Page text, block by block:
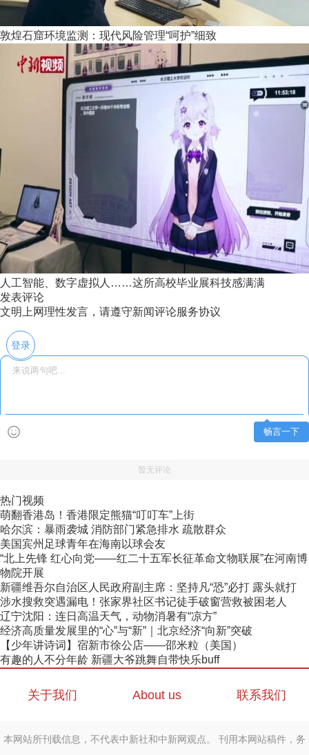
敦煌石窟环境监测：现代风险管理“呵护”细致
人工智能、数字虚拟人……这所高校毕业展科技感满满
发表评论
文明上网理性发言，请遵守新闻评论服务协议
登录
畅言一下
暂无评论
热门视频
萌翻香港岛！香港限定熊猫“叮叮车”上街
哈尔滨：暴雨袭城 消防部门紧急排水 疏散群众
美国宾州足球青年在海南以球会友
“北上先锋 红心向党——红二十五军长征革命文物联展”在河南博
物院开展
新疆维吾尔自治区人民政府副主席：坚持凡“恐”必打 露头就打
涉水搜救突遇漏电！张家界社区书记徒手破窗营救被困老人
辽宁沈阳：连日高温天气，动物消暑有“凉方”
经济高质量发展里的“心”与“新”｜北京经济“向新”突破
【少年讲诗词】宿新市徐公店——邵米粒（美国）
有趣的人不分年龄 新疆大爷跳舞自带快乐buff
关于我们 About us 联系我们
本网站所刊载信息，不代表中新社和中新网观点。 刊用本网站稿件，务